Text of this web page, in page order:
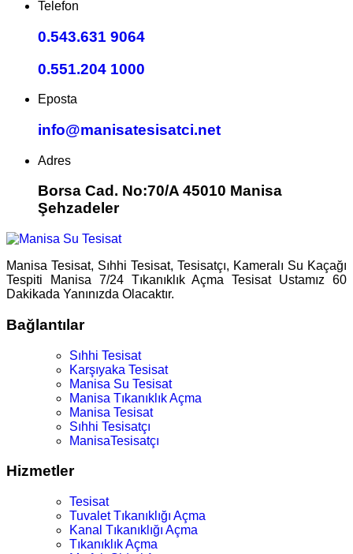
Telefon
0.543.631 9064
0.551.204 1000
Eposta
info@manisatesisatci.net
Adres
Borsa Cad. No:70/A 45010 Manisa
Şehzadeler
Manisa Tesisat, Sıhhi Tesisat, Tesisatçı, Kameralı Su Kaçağı
Tespiti Manisa 7/24 Tıkanıklık Açma Tesisat Ustamız 60
Dakikada Yanınızda Olacaktır.
Bağlantılar
Sıhhi Tesisat
Karşıyaka Tesisat
Manisa Su Tesisat
Manisa Tıkanıklık Açma
Manisa Tesisat
Sıhhi Tesisatçı
ManisaTesisatçı
Hizmetler
Tesisat
Tuvalet Tıkanıklığı Açma
Kanal Tıkanıklığı Açma
Tıkanıklık Açma